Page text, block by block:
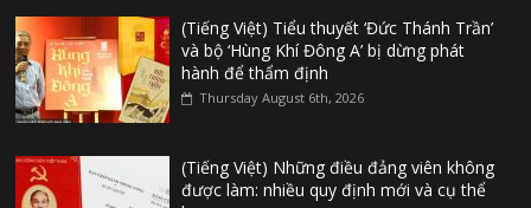
(Tiếng Việt) Tiểu thuyết ‘Đức Thánh Trần’
và bộ ‘Hùng Khí Đông A’ bị dừng phát
hành để thẩm định
Thursday August 6th, 2026
(Tiếng Việt) Những điều đảng viên không
được làm: nhiều quy định mới và cụ thể